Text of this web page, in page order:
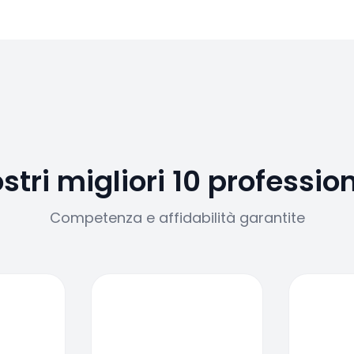
migliori 10
Competenza e affidabilità garantite